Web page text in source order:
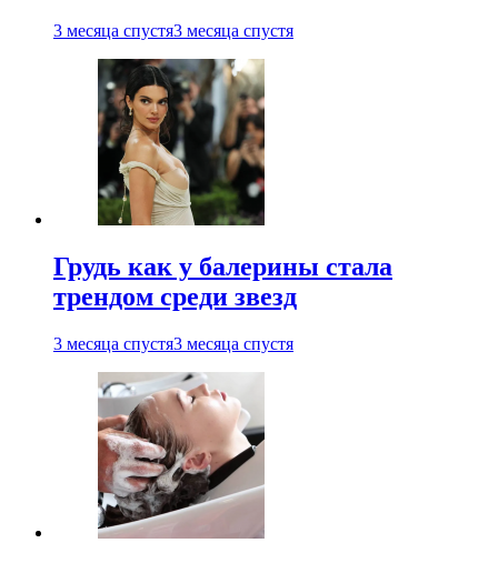
3 месяца спустя3 месяца спустя
Грудь как у балерины стала
трендом среди звезд
3 месяца спустя3 месяца спустя